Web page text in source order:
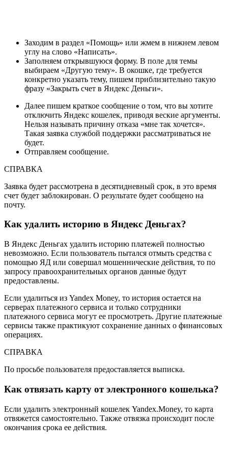
Заходим в раздел «Помощь» или жмем в нижнем левом
углу на слово «Написать».
Заполняем открывшуюся форму. В поле для темы
выбираем «Другую тему». В окошке, где требуется
конкретно указать тему, пишем приблизительно такую
фразу «Закрыть счет в Яндекс Деньги».
Далее пишем краткое сообщение о том, что вы хотите
отключить Яндекс кошелек, приводя веские аргументы.
Нельзя называть причину отказа «мне так хочется».
Такая заявка службой поддержки рассматриваться не
будет.
Отправляем сообщение.
СПРАВКА
Заявка будет рассмотрена в десятидневный срок, в это время
счет будет заблокирован. О результате будет сообщено на
почту.
Как удалить историю в Яндекс Деньгах?
В Яндекс Деньгах удалить историю платежей полностью
невозможно. Если пользователь пытался отмыть средства с
помощью ЯД или совершал мошеннические действия, то по
запросу правоохранительных органов данные будут
предоставлены.
Если удалиться из Yandex Money, то история остается на
серверах платежного сервиса и только сотрудники
платежного сервиса могут ее просмотреть. Другие платежные
сервисы также практикуют сохранение данных о финансовых
операциях.
СПРАВКА
По просьбе пользователя предоставляется выписка.
Как отвязать карту от электронного кошелька?
Если удалить электронный кошелек Yandex.Money, то карта
отвяжется самостоятельно. Также отвязка происходит после
окончания срока ее действия.